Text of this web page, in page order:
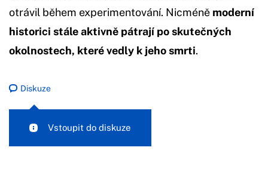
otrávil během experimentování. Nicméně moderní
historici stále aktivně pátrají po skutečných
okolnostech, které vedly k jeho smrti.
Diskuze
Vstoupit do diskuze